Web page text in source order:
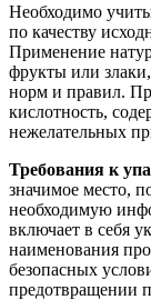
Необходимо
по качеству
Применение
фрукты или
норм и правил.
кислотность,
нежелательных
Требования к
значимое место,
необходимую
включает в себя
наименования
безопасных
предотвращении